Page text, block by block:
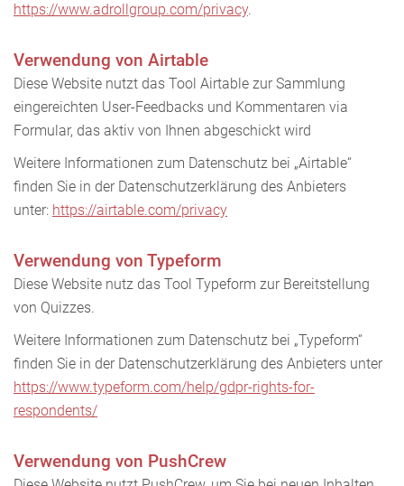
https://www.adrollgroup.com/privacy.
Verwendung von Airtable
Diese Website nutzt das Tool Airtable zur Sammlung
eingereichten User-Feedbacks und Kommentaren via
Formular, das aktiv von Ihnen abgeschickt wird
Weitere Informationen zum Datenschutz bei „Airtable“
finden Sie in der Datenschutzerklärung des Anbieters
unter: https://airtable.com/privacy
Verwendung von Typeform
Diese Website nutz das Tool Typeform zur Bereitstellung
von Quizzes.
Weitere Informationen zum Datenschutz bei „Typeform“
finden Sie in der Datenschutzerklärung des Anbieters unter
https://www.typeform.com/help/gdpr-rights-for-
respondents/
Verwendung von PushCrew